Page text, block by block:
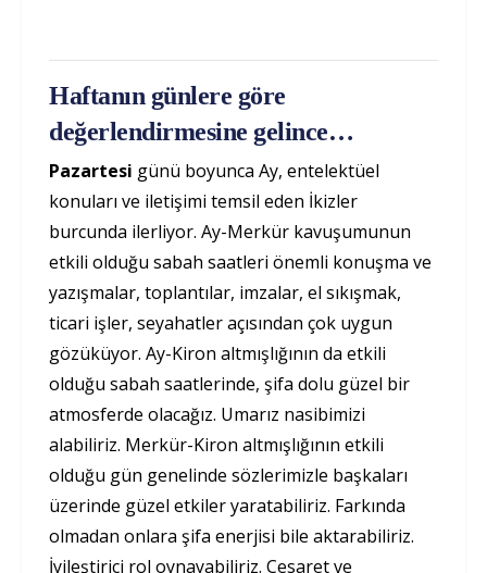
Haftanın günlere göre
değerlendirmesine gelince…
Pazartesi günü boyunca Ay, entelektüel
konuları ve iletişimi temsil eden İkizler
burcunda ilerliyor. Ay-Merkür kavuşumunun
etkili olduğu sabah saatleri önemli konuşma ve
yazışmalar, toplantılar, imzalar, el sıkışmak,
ticari işler, seyahatler açısından çok uygun
gözüküyor. Ay-Kiron altmışlığının da etkili
olduğu sabah saatlerinde, şifa dolu güzel bir
atmosferde olacağız. Umarız nasibimizi
alabiliriz. Merkür-Kiron altmışlığının etkili
olduğu gün genelinde sözlerimizle başkaları
üzerinde güzel etkiler yaratabiliriz. Farkında
olmadan onlara şifa enerjisi bile aktarabiliriz.
İyileştirici rol oynayabiliriz. Cesaret ve